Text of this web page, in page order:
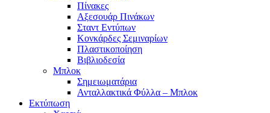
Πίνακες
Αξεσουάρ Πινάκων
Σταντ Εντύπων
Κονκάρδες Σεμιναρίων
Πλαστικοποίηση
Βιβλιοδεσία
Μπλοκ
Σημειωματάρια
Ανταλλακτικά Φύλλα – Μπλοκ
Εκτύπωση